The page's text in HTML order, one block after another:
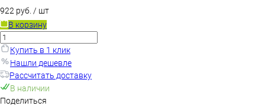
922 руб. / шт
В корзину
Купить в 1 клик
Нашли дешевле
Рассчитать доставку
В наличии
Поделиться